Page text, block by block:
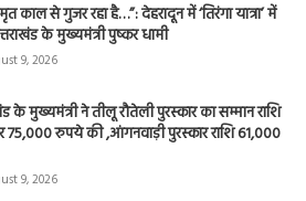
काल से गुजर रहा है…”: देहरादून में ‘तिरंगा यात्रा’ में
के मुख्यमंत्री पुष्कर धामी
9, 2026
के मुख्यमंत्री ने तीलू रौतेली पुरस्कार का सम्मान राशि
75,000 रुपये की ,आंगनवाड़ी पुरस्कार राशि 61,000
9, 2026